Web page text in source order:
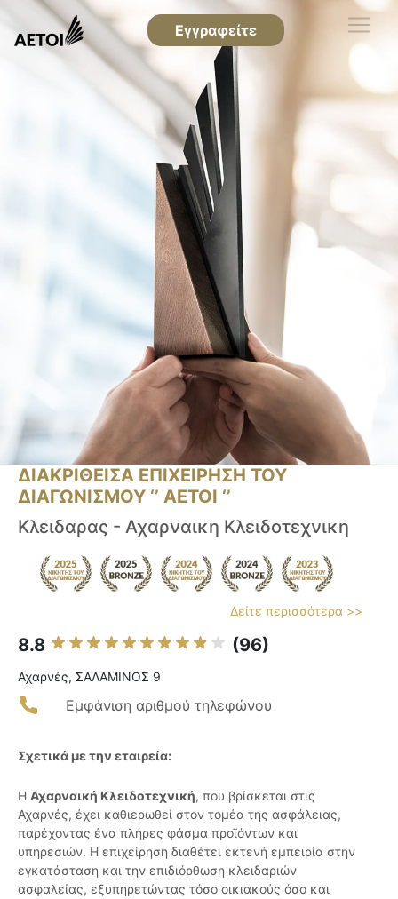
Εγγραφείτε
ΔΙΑΚΡΙΘΕΙΣΑ ΕΠΙΧΕΙΡΗΣΗ ΤΟΥ
ΔΙΑΓΩΝΙΣΜΟΥ ‘’ ΑΕΤΟΙ ‘’
Κλειδαρας - Αχαρναικη Κλειδοτεχνικη
Δείτε περισσότερα >>
8.8 (96)
Αχαρνές, ΣΑΛΑΜΙΝΟΣ 9
Εμφάνιση αριθμού τηλεφώνου
Σχετικά με την εταιρεία:
Η Αχαρναική Κλειδοτεχνική, που βρίσκεται στις
Αχαρνές, έχει καθιερωθεί στον τομέα της ασφάλειας,
παρέχοντας ένα πλήρες φάσμα προϊόντων και
υπηρεσιών. Η επιχείρηση διαθέτει εκτενή εμπειρία στην
εγκατάσταση και την επιδιόρθωση κλειδαριών
ασφαλείας, εξυπηρετώντας τόσο οικιακούς όσο και